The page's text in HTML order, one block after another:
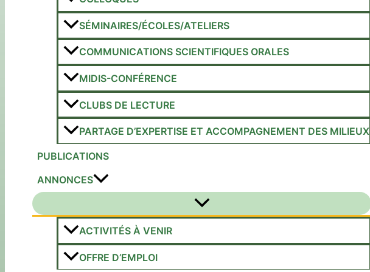
SÉMINAIRES/ÉCOLES/ATELIERS
COMMUNICATIONS SCIENTIFIQUES ORALES
MIDIS-CONFÉRENCE
CLUBS DE LECTURE
PARTAGE D’EXPERTISE ET ACCOMPAGNEMENT DES MILIEUX
PUBLICATIONS
ANNONCES
Permutateur
de
Menu
ACTIVITÉS À VENIR
OFFRE D’EMPLOI